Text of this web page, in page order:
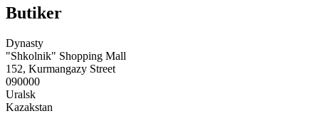
Butiker
Dynasty
"Shkolnik" Shopping Mall
152, Kurmangazy Street
090000
Uralsk
Kazakstan